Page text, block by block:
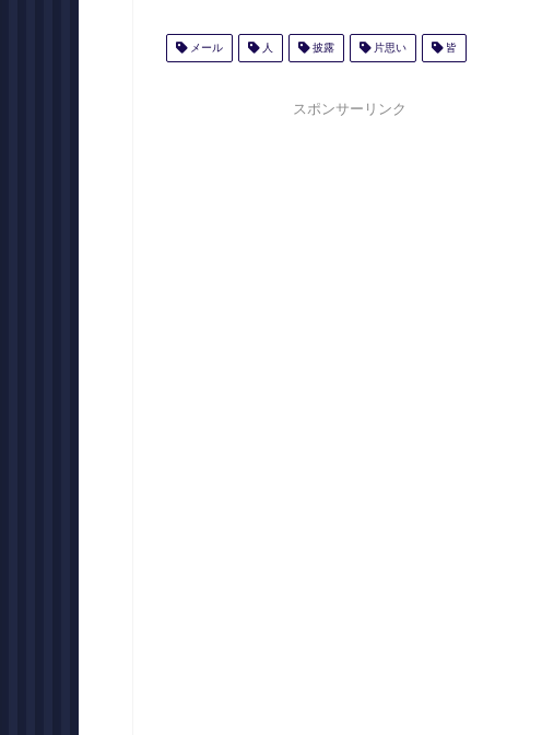
メール 人 披露 片思い 皆
スポンサーリンク